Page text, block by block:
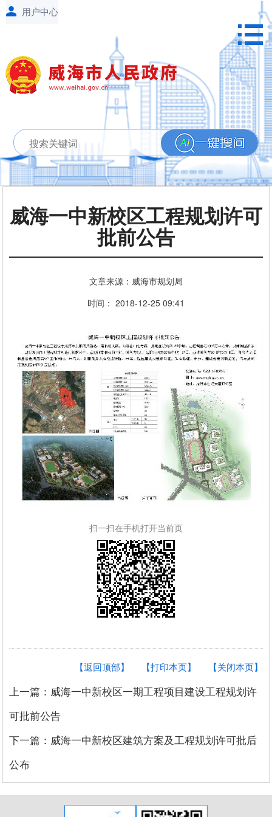
威海一中新校区工程规划许可
批前公告
文章来源：威海市规划局
时间： 2018-12-25 09:41
扫一扫在手机打开当前页
【关闭本页】
【打印本页】
【返回顶部】
上一篇：威海一中新校区一期工程项目建设工程规划许
可批前公告
下一篇：威海一中新校区建筑方案及工程规划许可批后
公布